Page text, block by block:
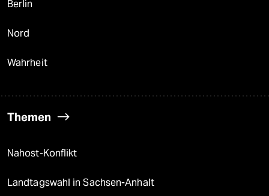
Berlin
Nord
Wahrheit
Themen
Nahost-Konflikt
Landtagswahl in Sachsen-Anhalt